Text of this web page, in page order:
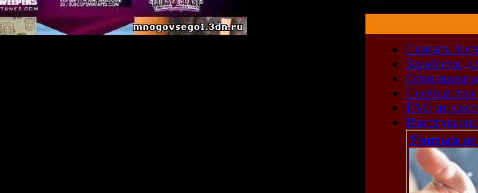
Скачать
Заработок
Сообщество
FAQ по
Инструкции
Учиться не